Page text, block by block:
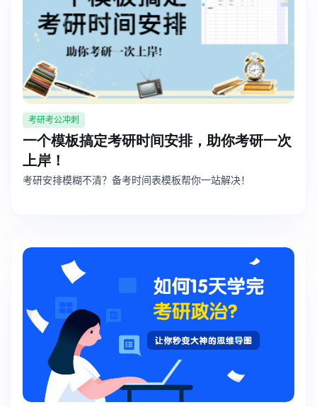
考研考公冲刺
一个模板搞定考研时间安排，助你考研一次
上岸！
考研安排模糊不清？备考时间表模板帮你一站解决！